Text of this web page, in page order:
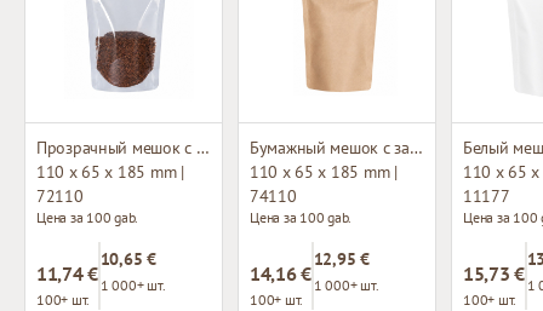
Прозрачный мешок с застежкой зип-лок
110 x 65 x 185 mm |
72110
Цена за 100 gab.
11,74 €
100+ шт.
10,65 €
1 000+ шт.
Бумажный мешок с застежкой зип-лок
110 x 65 x 185 mm |
74110
Цена за 100 gab.
14,16 €
100+ шт.
12,95 €
1 000+ шт.
110 x 65
11177
Цена за 100
15,73 €
100+ шт.
1